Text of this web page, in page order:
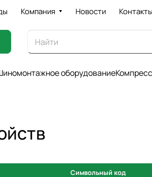
Компания Новости Контакты
оборудование
Символьный код